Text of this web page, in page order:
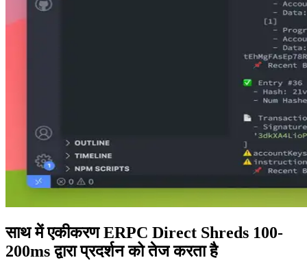
साथ में एकीकरण ERPC Direct Shreds 100-
200ms द्वारा प्रदर्शन को तेज करता है